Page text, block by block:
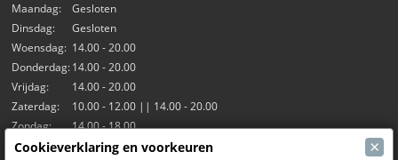
Maandag:
Gesloten
Dinsdag:
Gesloten
Woensdag: 14.00 - 20.00
Donderdag:14.00 - 20.00
Vrijdag:
14.00 - 20.00
Zaterdag:
10.00 - 12.00 || 14.00 - 20.00
Zondag:
14.00 - 18.00
Cookieverklaring en voorkeuren ×